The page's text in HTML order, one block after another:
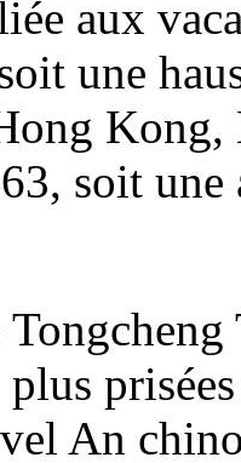
aux
une
soit
An